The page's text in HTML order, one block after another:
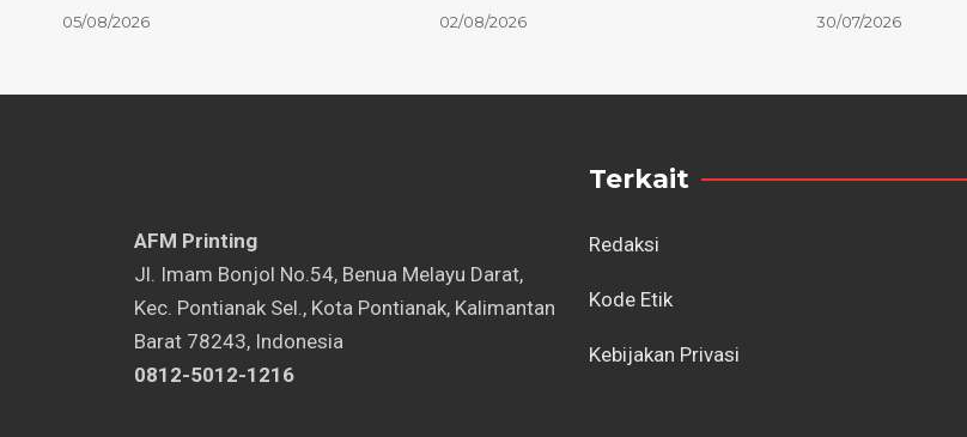
05/08/2026 02/08/2026 30/07/2026
AFM Printing
⁠Jl. Imam Bonjol No.54, Benua Melayu Darat,
Kec. Pontianak Sel., Kota Pontianak, Kalimantan
Barat 78243, Indonesia
0812-5012-1216
Terkait
Redaksi
Kode Etik
Kebijakan Privasi